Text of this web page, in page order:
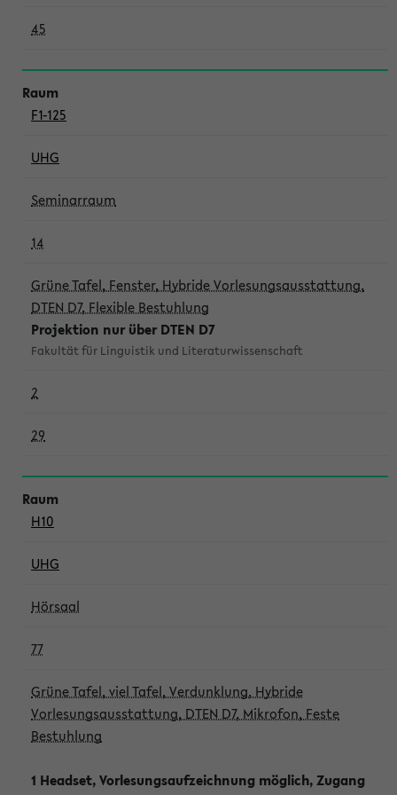
45
F1-125
UHG
Seminarraum
14
Grüne Tafel, Fenster, Hybride Vorlesungsausstattung,
DTEN D7, Flexible Bestuhlung
Projektion nur über DTEN D7
Fakultät für Linguistik und Literaturwissenschaft
2
29
H10
UHG
Hörsaal
77
Grüne Tafel, viel Tafel, Verdunklung, Hybride
Vorlesungsausstattung, DTEN D7, Mikrofon, Feste
Bestuhlung
1 Headset, Vorlesungsaufzeichnung möglich, Zugang